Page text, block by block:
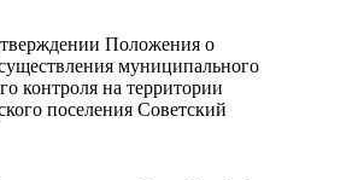
Положения о
муниципального
контроля на территории
поселения Советский